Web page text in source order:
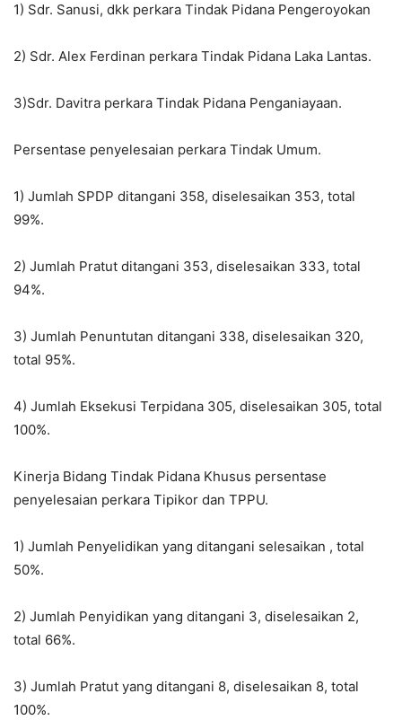
1) Sdr. Sanusi, dkk perkara Tindak Pidana Pengeroyokan
2) Sdr. Alex Ferdinan perkara Tindak Pidana Laka Lantas.
3)Sdr. Davitra perkara Tindak Pidana Penganiayaan.
Persentase penyelesaian perkara Tindak Umum.
1) Jumlah SPDP ditangani 358, diselesaikan 353, total
99%.
2) Jumlah Pratut ditangani 353, diselesaikan 333, total
94%.
3) Jumlah Penuntutan ditangani 338, diselesaikan 320,
total 95%.
4) Jumlah Eksekusi Terpidana 305, diselesaikan 305, total
100%.
Kinerja Bidang Tindak Pidana Khusus persentase
penyelesaian perkara Tipikor dan TPPU.
1) Jumlah Penyelidikan yang ditangani selesaikan , total
50%.
2) Jumlah Penyidikan yang ditangani 3, diselesaikan 2,
total 66%.
3) Jumlah Pratut yang ditangani 8, diselesaikan 8, total
100%.